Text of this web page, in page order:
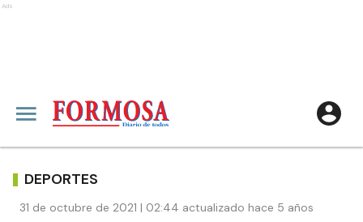
Ads
DEPORTES
31 de octubre de 2021 | 02:44 actualizado hace 5 años